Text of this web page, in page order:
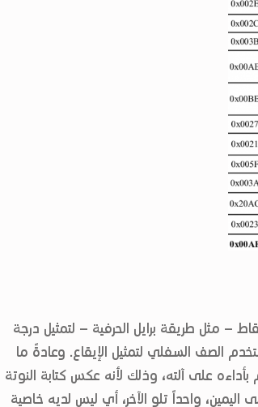
– مثل طريقة برايل الحرفية – لتمثيل درجة
الصف السفلي لتمثيل الإيقاع. وعادةً ما
على آلته، وذلك لأنه عكس كتابة النوتة
اليمين، واحداً تلو الآخر، أي ليس لديه خاصية